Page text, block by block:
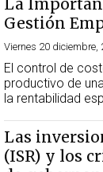
Gestión
Viernes 20 diciembre,
El control de
productivo de
la rentabilidad
Las
(ISR) y los